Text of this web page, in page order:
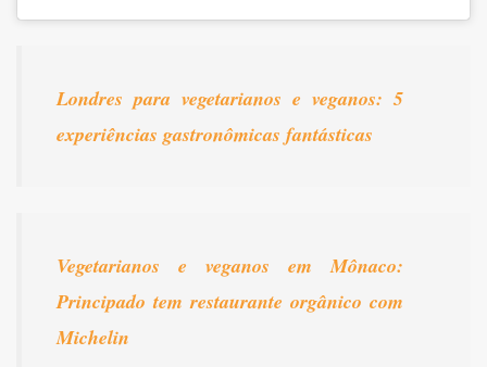
Londres para vegetarianos e veganos: 5
experiências gastronômicas fantásticas
Vegetarianos e veganos em Mônaco:
Principado tem restaurante orgânico com
Michelin